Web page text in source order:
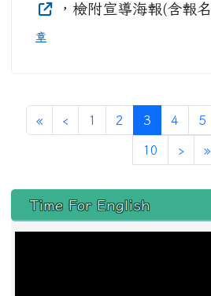
，檢附宣導海報(含報
章
«第一頁
‹ 上一頁
1 2 3 (目前頁次)
4 5
10 ›下一»
左邊區域內容
Time For English